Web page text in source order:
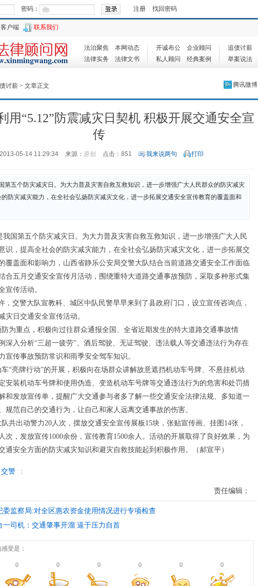
密码： 注册 找回密码
户端 联系我们
法治聚焦
本网动态
法律实务
法律文书
开诚布公
企业顾问
私人顾问
经典案例
追债讨薪
举案说法
讨薪 > 文章正文 腾讯微博
用“5.12”防震减灾日契机 积极开展交通安全宣
传
2013-05-14 11:29:34 来源： 原创 点击： 851 我来说两句 打印
第五个防灾减灾日。为大力普及灾害自救互救知识，进一步增强广大人民群众的防灾减灾
防灾减灾能力，在全社会弘扬防灾减灾文化，进一步拓展交通安全宣传教育的覆盖面和
国第五个防灾减灾日。为大力普及灾害自救互救知识，进一步增强广大人民
识，提高全社会的防灾减灾能力，在全社会弘扬防灾减灾文化，进一步拓展交
覆盖面和影响力，山西省静乐公安局交警大队结合当前道路交通安全工作面临
合五月交通安全宣传月活动，围绕重特大道路交通事故预防，采取多种形式集
宣传活动。
交警大队宣教科、城区中队民警早早来到了县政府门口，设立宣传咨询点，
灾日交通安全宣传活动。
为重点，积极向过往群众通报全国、全省近期发生的特大道路交通事故情
深入分析“三超一疲劳”、酒后驾驶、无证驾驶、违法载人等交通违法行为存在
宣传事故预防常识和雨季安全驾车知识。
“亮牌行动”的开展，积极向在场群众讲解故意遮挡机动车号牌、不悬挂机动
安装机动车号牌和使用伪造、变造机动车号牌等交通违法行为的危害和处罚措
和发放宣传单，提醒广大交通参与者多了解一些交通安全法律法规、多知道一
规范自己的交通行为，让自己和家人远离交通事故的伤害。
共出动警力20人次，摆放交通安全宣传展板15块，张贴宣传画、挂图14张，
次，发放宣传1000余份，宣传教育1500余人。活动的开展取得了良好效果，为
通安全方面的防灾减灾知识和避灾自救技能起到积极作用。（郝宣平）
交警 :
责任编辑：
委监察局:对全区惠农资金使用情况进行专项检查
一司机：交通肇事开溜 逼于压力自首
受是：
0 0 0 0 0 0